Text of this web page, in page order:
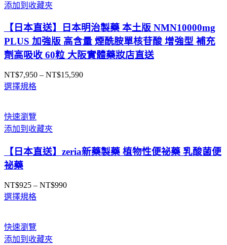
NT$1,069
添加到收藏夾
【日本直送】日本明治製藥 本土版 NMN10000mg
PLUS 加強版 高含量 煙酰胺單核苷酸 增強型 補充
劑高吸收 60粒 大阪實體藥妝店直送
NT$7,950 – NT$15,590價
選擇規格
快速瀏覽
添加到收藏夾
【日本直送】zeria新藥製藥 植物性便祕藥 乳酸菌便
祕藥
NT$925 – NT$990價
選擇規格
快速瀏覽
添加到收藏夾